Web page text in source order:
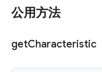
公用方法
getCharacteristic